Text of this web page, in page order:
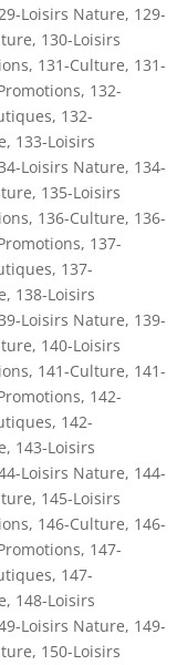
Loisirs Nature, 129-
, 130-Loisirs
, 131-Culture, 131-
, 132-
, 132-
, 133-Loisirs
Loisirs Nature, 134-
, 135-Loisirs
, 136-Culture, 136-
, 137-
, 137-
, 138-Loisirs
Loisirs Nature, 139-
, 140-Loisirs
, 141-Culture, 141-
, 142-
, 142-
, 143-Loisirs
Loisirs Nature, 144-
, 145-Loisirs
, 146-Culture, 146-
, 147-
, 147-
, 148-Loisirs
Loisirs Nature, 149-
, 150-Loisirs